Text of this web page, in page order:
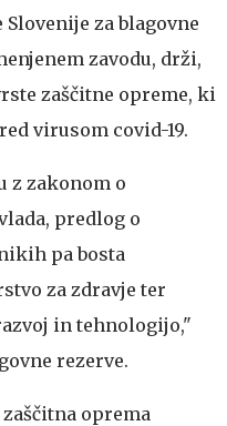
za blagovne
zavodu, drži,
zaščitne opreme, ki
virusom covid-19.
z zakonom o
predlog o
pa bosta
za zdravje ter
in tehnologijo,"
rezerve.
oprema